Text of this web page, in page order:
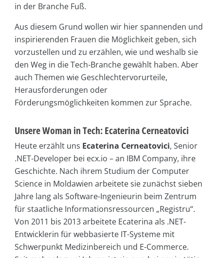
in der Branche Fuß.
Aus diesem Grund wollen wir hier spannenden und
inspirierenden Frauen die Möglichkeit geben, sich
vorzustellen und zu erzählen, wie und weshalb sie
den Weg in die Tech-Branche gewählt haben. Aber
auch Themen wie Geschlechtervorurteile,
Herausforderungen oder
Förderungsmöglichkeiten kommen zur Sprache.
Unsere Woman in Tech: Ecaterina Cerneatovici
Heute erzählt uns Ecaterina Cerneatovici, Senior
.NET-Developer bei ecx.io – an IBM Company, ihre
Geschichte. Nach ihrem Studium der Computer
Science in Moldawien arbeitete sie zunächst sieben
Jahre lang als Software-Ingenieurin beim Zentrum
für staatliche Informationsressourcen „Registru“.
Von 2011 bis 2013 arbeitete Ecaterina als .NET-
Entwicklerin für webbasierte IT-Systeme mit
Schwerpunkt Medizinbereich und E-Commerce.